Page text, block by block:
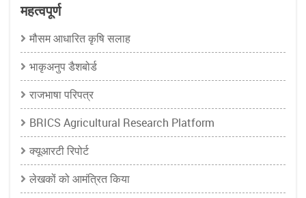
महत्वपूर्ण
मौसम आधारित कृषि सलाह
भाकृअनुप डैशबोर्ड
राजभाषा परिपत्र
BRICS Agricultural Research Platform
क्यूआरटी रिपोर्ट
लेखकों को आमंत्रित किया